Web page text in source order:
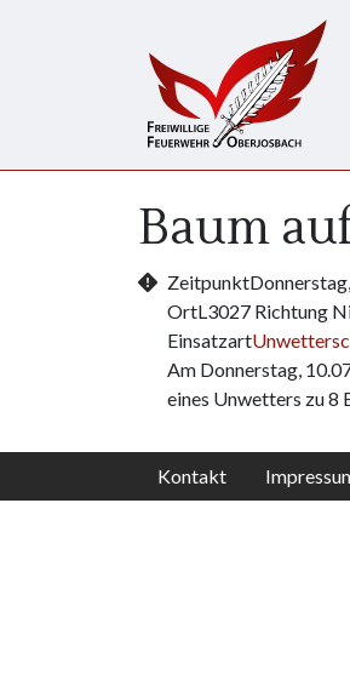
Baum
Zeitpunkt
OrtL3027 Richtung
Einsatzart
Am Donnerstag,
eines Unwetters zu 8
Kontakt